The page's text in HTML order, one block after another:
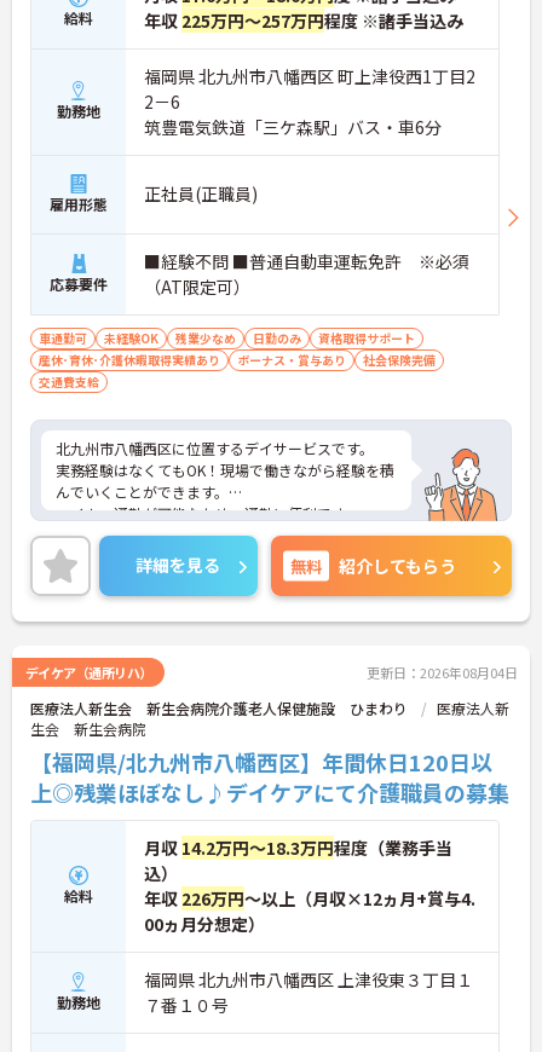
給料
年収 225万円～257万円程度 ※諸手当込み
勤務地
福岡県 北九州市八幡西区 町上津役西1丁目2
2－6
筑豊電気鉄道「三ケ森駅」バス・車6分
雇用形態 正社員(正職員)
応募要件
■経験不問 ■普通自動車運転免許 ※必須
（AT限定可）
車通勤可 未経験OK 残業少なめ 日勤のみ
資格取得サポート
産休･育休･介護休暇取得実績あり
ボーナス・賞与あり
社会保険完備
交通費支給
北九州市八幡西区に位置するデイサービスです。
実務経験はなくてもOK！現場で働きながら経験を積
んでいくことができます。
マイカー通勤が可能なため、通勤に便利です。
ご興味をお持ちの方はお気軽にお問い合わせくださ
い。
詳細を見る 無料 紹介してもらう
デイケア（通所リハ） 更新日：2026年08月04日
医療法人新生会 新生会病院介護老人保健施設 ひまわり
医療法人新
生会 新生会病院
【福岡県/北九州市八幡西区】年間休日120日以
上◎残業ほぼなし♪デイケアにて介護職員の募集
給料
月収 14.2万円～18.3万円程度（業務手当
込）
年収 226万円～以上（月収×12ヵ月+賞与4.
00ヵ月分想定）
勤務地
福岡県 北九州市八幡西区 上津役東３丁目１
７番１０号